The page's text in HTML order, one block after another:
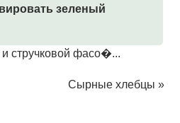
зеленый
стручковой фасо�...
Сырные хлебцы »